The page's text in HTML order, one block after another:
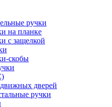
ручки
на планке
с защелкой
скобы
дверей
ручки